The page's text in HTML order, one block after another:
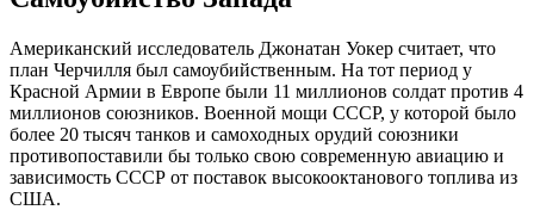
Американский исследователь Джонатан Уокер считает, что
план Черчилля был самоубийственным. На тот период у
Красной Армии в Европе были 11 миллионов солдат против 4
миллионов союзников. Военной мощи СССР, у которой было
более 20 тысяч танков и самоходных орудий союзники
противопоставили бы только свою современную авиацию и
зависимость СССР от поставок высокооктанового топлива из
США.